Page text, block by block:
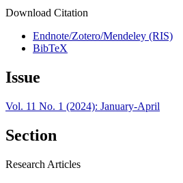
Download Citation
Endnote/Zotero/Mendeley (RIS)
BibTeX
Issue
Vol. 11 No. 1 (2024): January-April
Section
Research Articles